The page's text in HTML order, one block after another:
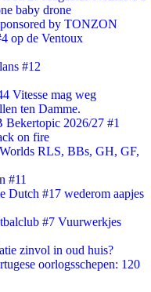
baby drone
by TONZON
op de Ventoux
#12
Vitesse mag weg
ten Damme.
2026/27 #1
on fire
RLS, BBs, GH, GF,
#11
Dutch #17 wederom aapjes
#7 Vuurwerkjes
zinvol in oud huis?
oorlogsschepen: 120